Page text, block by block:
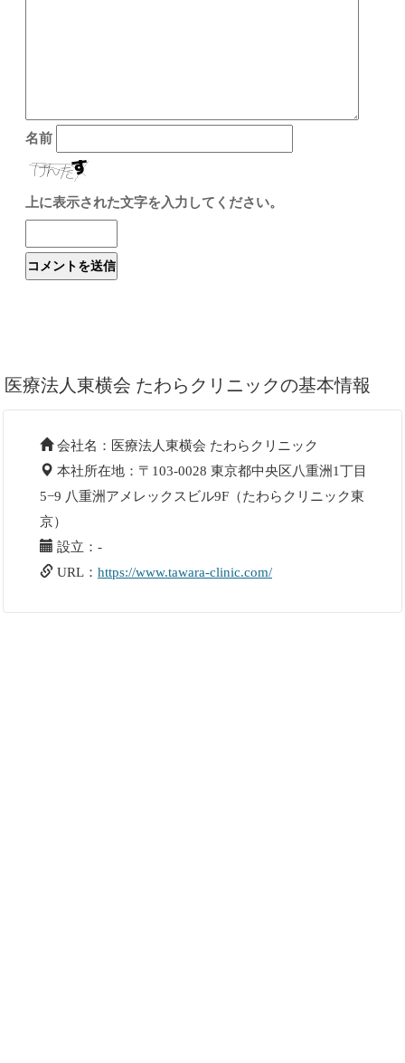
名前
上に表示された文字を入力してください。
医療法人東横会 たわらクリニックの基本情報
会社名：医療法人東横会 たわらクリニック
本社所在地：〒103-0028 東京都中央区八重洲1丁目
5−9 八重洲アメレックスビル9F（たわらクリニック東
京）
設立：-
URL： https://www.tawara-clinic.com/